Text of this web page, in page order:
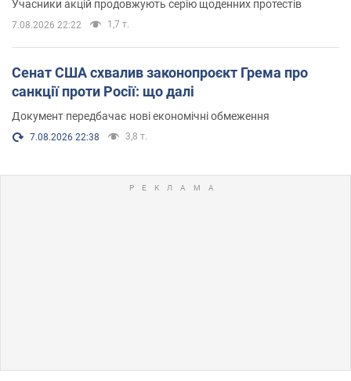
Учасники акцій продовжують серію щоденних протестів
7.08.2026 22:22 1,7 т.
Сенат США схвалив законопроєкт Грема про
санкції проти Росії: що далі
Документ передбачає нові економічні обмеження
7.08.2026 22:38 3,8 т.